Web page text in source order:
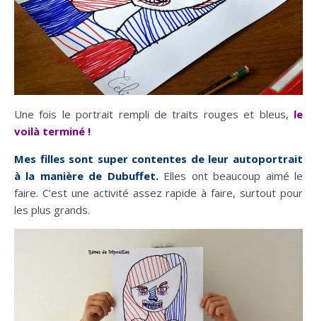
Une fois le portrait rempli de traits rouges et bleus, le
voilà terminé !
Mes filles sont super contentes de leur autoportrait
à la manière de Dubuffet. Elles ont beaucoup aimé le
faire. C’est une activité assez rapide à faire, surtout pour
les plus grands.